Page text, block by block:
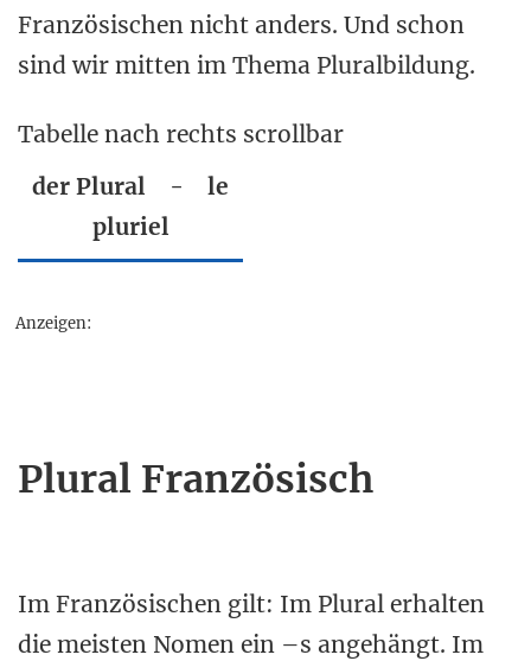
Französischen nicht anders. Und schon
sind wir mitten im Thema Pluralbildung.
Tabelle nach rechts scrollbar
der Plural - le
pluriel
Anzeigen:
Plural Französisch
Im Französischen gilt: Im Plural erhalten
die meisten Nomen ein –s angehängt. Im